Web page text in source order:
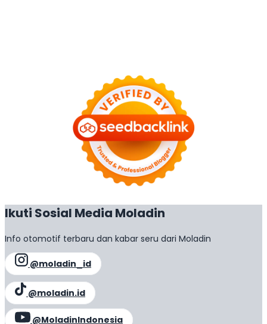
Ikuti Sosial Media Moladin
Info otomotif terbaru dan kabar seru dari Moladin
@moladin_id
@moladin.id
@MoladinIndonesia